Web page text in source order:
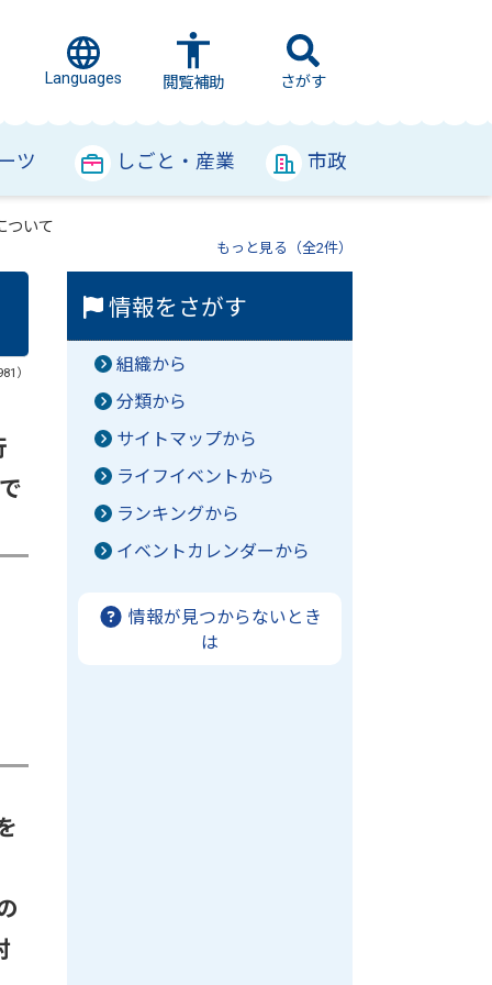
Languages 閲覧補助 さがす
ツ しごと・産業 市政
ついて
もっと見る（全2件）
）
情報をさがす
組織から
分類から
サイトマップから
ライフイベントから
ランキングから
イベントカレンダーから
情報が見つからないとき
は